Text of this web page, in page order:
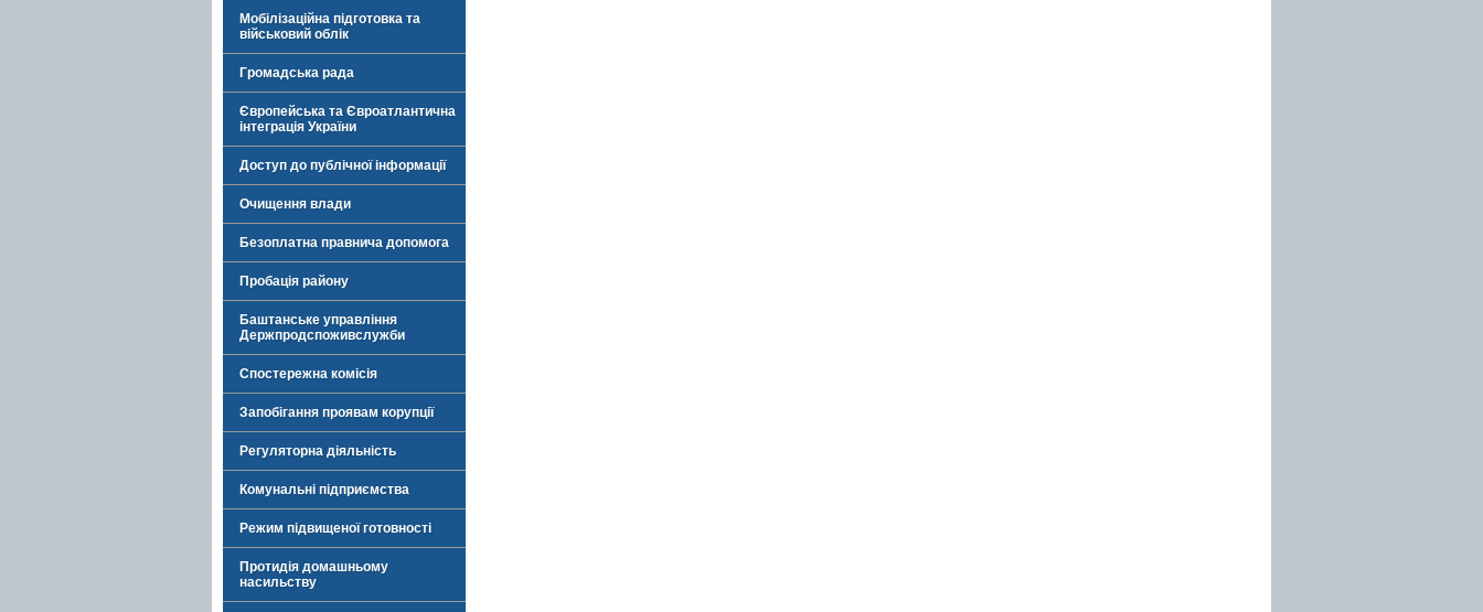
Мобілізаційна підготовка та
військовий облік
Громадська рада
Європейська та Євроатлантична
інтеграція України
Доступ до публічної інформації
Очищення влади
Безоплатна правнича допомога
Пробація району
Баштанське управління
Держпродспоживслужби
Спостережна комісія
Запобігання проявам корупції
Регуляторна діяльність
Комунальні підприємства
Режим підвищеної готовності
Протидія домашньому
насильству